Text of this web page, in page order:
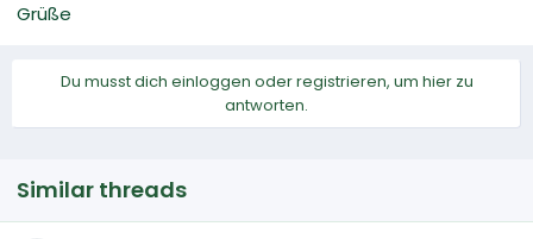
Grüße
Du musst dich einloggen oder registrieren, um hier zu
antworten.
Similar threads